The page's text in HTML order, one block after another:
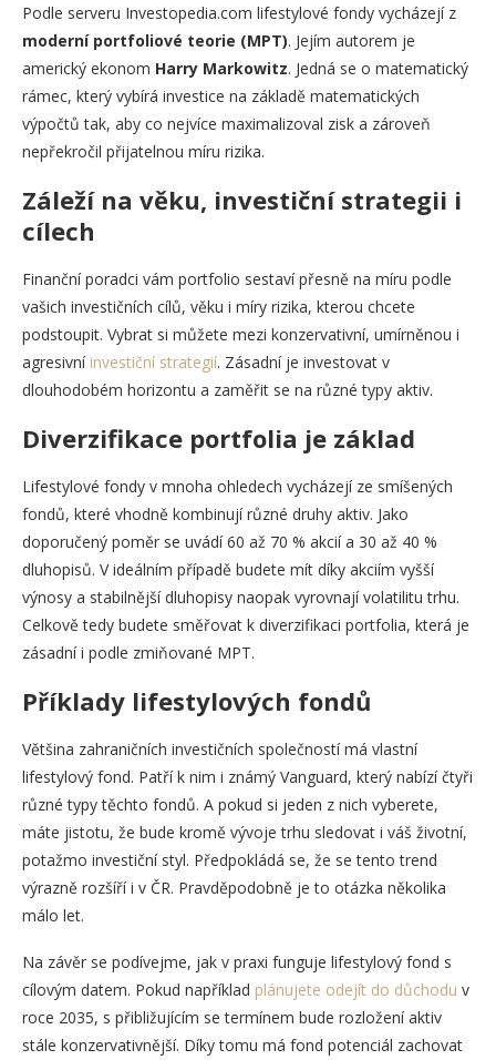
Podle serveru Investopedia.com lifestylové fondy vycházejí z
moderní portfoliové teorie (MPT). Jejím autorem je
americký ekonom Harry Markowitz. Jedná se o matematický
rámec, který vybírá investice na základě matematických
výpočtů tak, aby co nejvíce maximalizoval zisk a zároveň
nepřekročil přijatelnou míru rizika.
Záleží na věku, investiční strategii i
cílech
Finanční poradci vám portfolio sestaví přesně na míru podle
vašich investičních cílů, věku i míry rizika, kterou chcete
podstoupit. Vybrat si můžete mezi konzervativní, umírněnou i
agresivní investiční strategií. Zásadní je investovat v
dlouhodobém horizontu a zaměřit se na různé typy aktiv.
Diverzifikace portfolia je základ
Lifestylové fondy v mnoha ohledech vycházejí ze smíšených
fondů, které vhodně kombinují různé druhy aktiv. Jako
doporučený poměr se uvádí 60 až 70 % akcií a 30 až 40 %
dluhopisů. V ideálním případě budete mít díky akciím vyšší
výnosy a stabilnější dluhopisy naopak vyrovnají volatilitu trhu.
Celkově tedy budete směřovat k diverzifikaci portfolia, která je
zásadní i podle zmiňované MPT.
Příklady lifestylových fondů
Většina zahraničních investičních společností má vlastní
lifestylový fond. Patří k nim i známý Vanguard, který nabízí čtyři
různé typy těchto fondů. A pokud si jeden z nich vyberete,
máte jistotu, že bude kromě vývoje trhu sledovat i váš životní,
potažmo investiční styl. Předpokládá se, že se tento trend
výrazně rozšíří i v ČR. Pravděpodobně je to otázka několika
málo let.
Na závěr se podívejme, jak v praxi funguje lifestylový fond s
cílovým datem. Pokud například plánujete odejít do důchodu v
roce 2035, s přibližujícím se termínem bude rozložení aktiv
stále konzervativnější. Díky tomu má fond potenciál zachovat